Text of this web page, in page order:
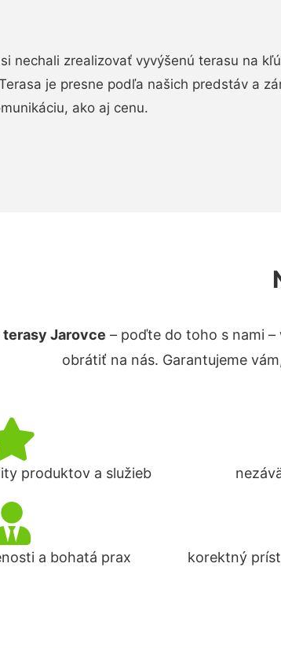
nechali zrealizovať vyvýšenú terasu na
je presne podľa našich predstáv a
ako aj cenu.
terasy Jarovce – poďte do toho s nami
obrátiť na nás. Garantujeme
produktov a služieb
a bohatá prax
korektný